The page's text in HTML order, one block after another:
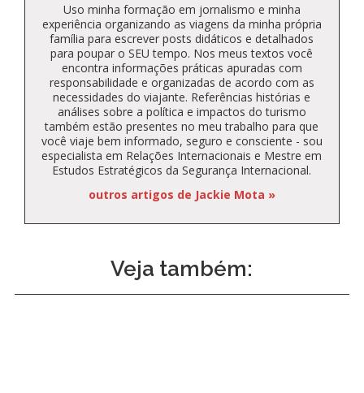
Uso minha formação em jornalismo e minha
experiência organizando as viagens da minha própria
família para escrever posts didáticos e detalhados
para poupar o SEU tempo. Nos meus textos você
encontra informações práticas apuradas com
responsabilidade e organizadas de acordo com as
necessidades do viajante. Referências histórias e
análises sobre a política e impactos do turismo
também estão presentes no meu trabalho para que
você viaje bem informado, seguro e consciente - sou
especialista em Relações Internacionais e Mestre em
Estudos Estratégicos da Segurança Internacional.
outros artigos de Jackie Mota »
Veja também: